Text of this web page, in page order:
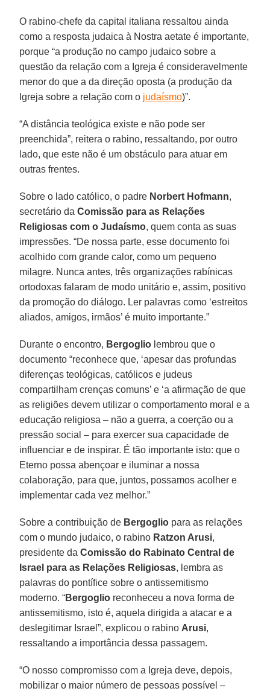
O rabino-chefe da capital italiana ressaltou ainda
como a resposta judaica à Nostra aetate é importante,
porque “a produção no campo judaico sobre a
questão da relação com a Igreja é consideravelmente
menor do que a da direção oposta (a produção da
Igreja sobre a relação com o judaísmo)”.
“A distância teológica existe e não pode ser
preenchida”, reitera o rabino, ressaltando, por outro
lado, que este não é um obstáculo para atuar em
outras frentes.
Sobre o lado católico, o padre Norbert Hofmann,
secretário daComissão para as Relações
Religiosas com o Judaísmo, quem conta as suas
impressões. “De nossa parte, esse documento foi
acolhido com grande calor, como um pequeno
milagre. Nunca antes, três organizações rabínicas
ortodoxas falaram de modo unitário e, assim, positivo
da promoção do diálogo. Ler palavras como ‘estreitos
aliados, amigos, irmãos’ é muito importante.”
Durante o encontro, Bergoglio lembrou que o
documento “reconhece que, ‘apesar das profundas
diferenças teológicas, católicos e judeus
compartilham crenças comuns’ e ‘a afirmação de que
as religiões devem utilizar o comportamento moral e a
educação religiosa – não a guerra, a coerção ou a
pressão social – para exercer sua capacidade de
influenciar e de inspirar. É tão importante isto: que o
Eterno possa abençoar e iluminar a nossa
colaboração, para que, juntos, possamos acolher e
implementar cada vez melhor.”
Sobre a contribuição de Bergoglio para as relações
com o mundo judaico, o rabino Ratzon Arusi,
presidente daComissão do Rabinato Central de
Israel para as Relações Religiosas, lembra as
palavras do pontífice sobre o antissemitismo
moderno. “Bergoglio reconheceu a nova forma de
antissemitismo, isto é, aquela dirigida a atacar e a
deslegitimar Israel”, explicou o rabino Arusi,
ressaltando a importância dessa passagem.
“O nosso compromisso com a Igreja deve, depois,
mobilizar o maior número de pessoas possível –